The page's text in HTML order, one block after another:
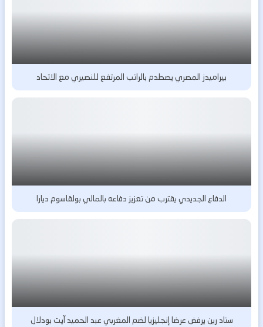
بيراميدز المصري يصطدم بالراتب المرتفع للنصيري مع الاتحاد
الدفاع الجديدي يقترب من تعزيز دفاعه بالمالي بولقاسوم ديارا
ستاد رين يرفض عرضا إنجليزيا لضم المغربي عبد الحميد آيت بودلال